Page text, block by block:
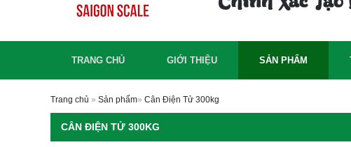
TRANG CHỦ GIỚI THIỆU SẢN PHẨM
Trang chủ » Sản phẩm» Cân Điện Tử 300kg
CÂN ĐIỆN TỬ 300KG